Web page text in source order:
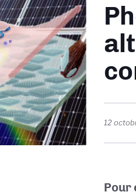
12
Pour